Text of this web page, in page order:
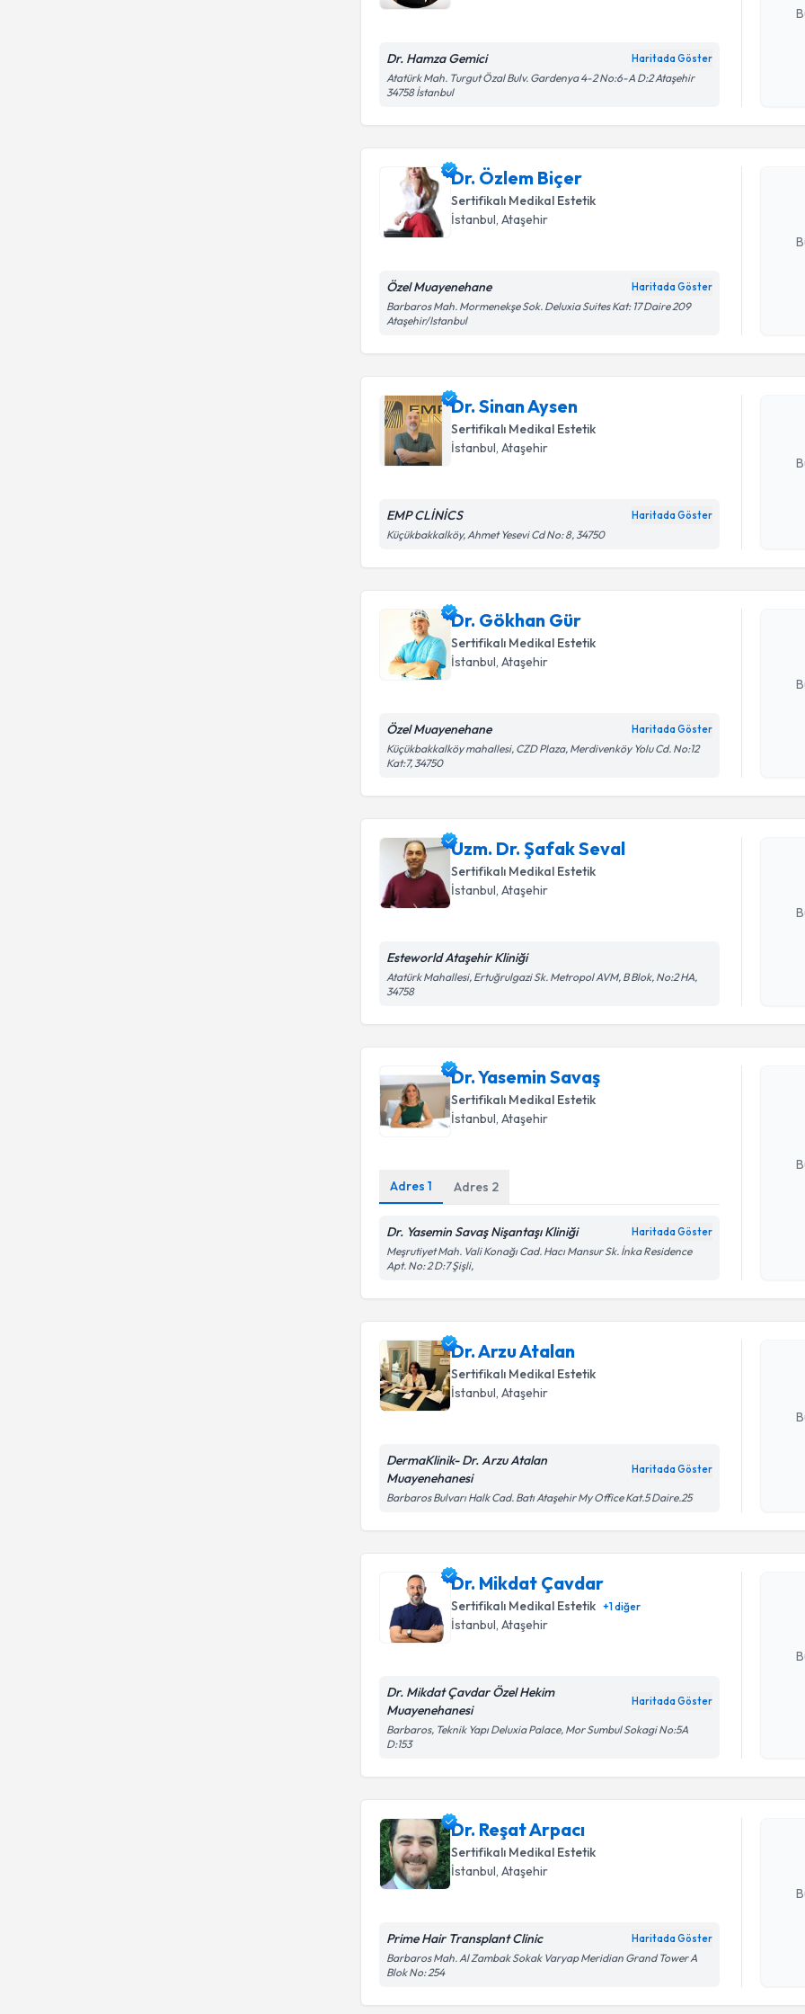
Dr. Hamza Gemici Haritada Göster
Atatürk Mah. Turgut Özal Bulv. Gardenya 4-2 No:6-A D:2 Ataşehir
34758 İstanbul
Dr. Özlem Biçer
Sertifikalı Medikal Estetik
İstanbul,Ataşehir
Özel Muayenehane Haritada Göster
Barbaros Mah. Mormenekşe Sok. Deluxia Suites Kat: 17 Daire 209
Ataşehir/Istanbul
Dr.
uzmandan
Dr. Sinan Aysen
Sertifikalı Medikal Estetik
İstanbul,Ataşehir
EMP CLİNİCS Haritada Göster
Küçükbakkalköy, Ahmet Yesevi Cd No: 8, 34750
Dr. Gökhan Gür
Sertifikalı Medikal Estetik
İstanbul,Ataşehir
Özel Muayenehane Haritada Göster
Küçükbakkalköy mahallesi, CZD Plaza, Merdivenköy Yolu Cd. No:12
Kat:7, 34750
Dr.
uzmandan
Uzm. Dr. Şafak Seval
Sertifikalı Medikal Estetik
İstanbul,Ataşehir
Esteworld Ataşehir Kliniği
Atatürk Mahallesi, Ertuğrulgazi Sk. Metropol AVM, B Blok, No:2 HA,
34758
Uzm. Dr.
Size bu
Dr. Yasemin Savaş
Sertifikalı Medikal Estetik
İstanbul,Ataşehir
Adres1 Adres 2
Dr. Yasemin Savaş Nişantaşı Kliniği Haritada Göster
Meşrutiyet Mah. Vali Konağı Cad. Hacı Mansur Sk. İnka Residence
Apt. No: 2 D:7 Şişli,
Randevu
Dr.
Dr. Arzu Atalan
Sertifikalı Medikal Estetik
İstanbul,Ataşehir
DermaKlinik- Dr. Arzu Atalan
Muayenehanesi
Haritada Göster
Barbaros Bulvarı Halk Cad. Batı Ataşehir My Office Kat.5 Daire.25
Dr. Arzu
uzmandan
Dr. Mikdat Çavdar
Sertifikalı Medikal Estetik +1diğer
İstanbul,Ataşehir
Dr. Mikdat Çavdar Özel Hekim
Muayenehanesi
Haritada Göster
Barbaros, Teknik Yapı Deluxia Palace, Mor Sumbul Sokagi No:5A
D:153
Dr. Reşat Arpacı
Sertifikalı Medikal Estetik
İstanbul,Ataşehir
Prime Hair Transplant Clinic Haritada Göster
Barbaros Mah. Al Zambak Sokak Varyap Meridian Grand Tower A
Blok No: 254
Dr. Reşat
uzmandan